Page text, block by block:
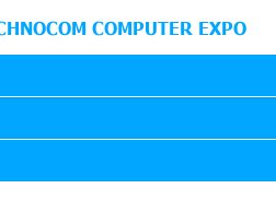
COMPUTER EXPO